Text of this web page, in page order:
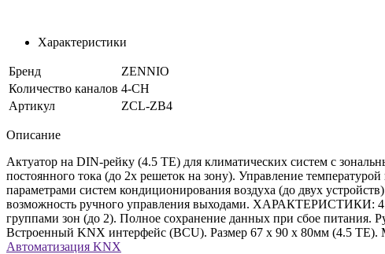
Характеристики
Бренд
ZENNIO
Количество каналов 4-CH
Артикул
ZCL-ZB4
Описание
Актуатор на DIN-рейку (4.5 ТЕ) для климатических систем с
постоянного тока (до 2х решеток на зону). Управление
параметрами систем кондиционирования воздуха (до двух
возможность ручного управления выходами. ХАРАКТЕРИСТИКИ: 4
группами зон (до 2). Полное сохранение данных при сбое питания.
Встроенный KNX интерфейс (BCU). Размер 67 x 90 x 80мм (4.5
Автоматизация KNX